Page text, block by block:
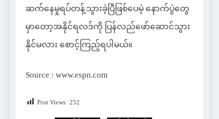
ဆက်နေမှုရပ်တန့်သွားခဲ့ပြီဖြစ်ပေမဲ့ နောက်ပွဲတွေ
မှာတော့အနိုင်ရလဒ်ကို ပြန်လည်ဖော်ဆောင်သွား
နိုင်မလား စောင့်ကြည့်ရပါမယ်။
Source : www.espn.com
Post Views: 252